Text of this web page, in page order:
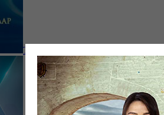
Тағдырлас тамырлар